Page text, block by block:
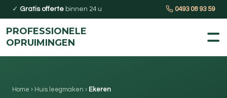
✓ Gratis offerte binnen 24 u 0493 08 93 59
PROFESSIONELE
OPRUIMINGEN
Home › Huis leegmaken › Ekeren